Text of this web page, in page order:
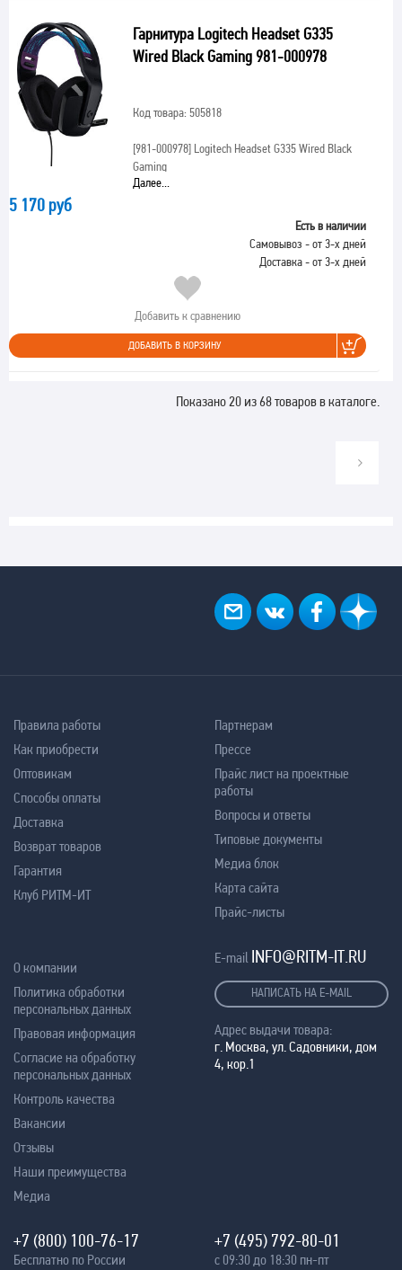
Гарнитура Logitech Headset G335
Wired Black Gaming 981-000978
Код товара: 505818
[981-000978] Logitech Headset G335 Wired Black
Gaming
Далее...
5 170 руб
Есть в наличии
Самовывоз - от 3-х дней
Доставка - от 3-х дней
Добавить к сравнению
ДОБАВИТЬ В КОРЗИНУ
Показано 20 из 68 товаров в каталоге.
Правила работы
Как приобрести
Оптовикам
Способы оплаты
Доставка
Возврат товаров
Гарантия
Клуб РИТМ-ИТ
Партнерам
Прессе
Прайс лист на проектные
работы
Вопросы и ответы
Типовые документы
Медиа блок
Карта сайта
Прайс-листы
О компании
Политика обработки
персональных данных
Правовая информация
Согласие на обработку
персональных данных
Контроль качества
Вакансии
Отзывы
Наши преимущества
Медиа
E-mail INFO@RITM-IT.RU
НАПИСАТЬ НА E-MAIL
Адрес выдачи товара:
г. Москва, ул. Садовники, дом
4, кор.1
+7 (800) 100-76-17
Бесплатно по России
+7 (495) 792-80-01
с 09:30 до 18:30 пн-пт